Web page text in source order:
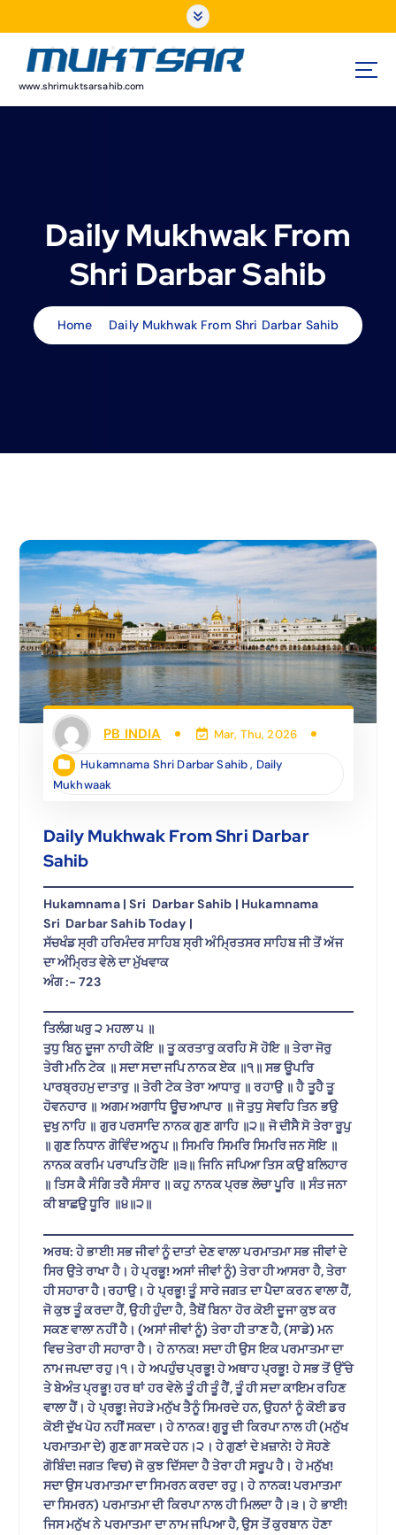
o
www.shrimuktsarsahib.com
Daily Mukhwak From
Shri Darbar Sahib
Home Daily Mukhwak From Shri Darbar Sahib
PB INDIA Mar, Thu, 2026
Hukamnama Shri Darbar Sahib, Daily
Mukhwaak
Daily Mukhwak From Shri Darbar
Sahib
Hukamnama | Sri Darbar Sahib | Hukamnama
Sri Darbar Sahib Today |
ਸੱਚਖੰਡ ਸ੍ਰੀ ਹਰਿਮੰਦਰ ਸਾਹਿਬ ਸ੍ਰੀ ਅੰਮ੍ਰਿਤਸਰ ਸਾਹਿਬ ਜੀ ਤੋਂ ਅੱਜ
ਦਾ ਅੰਮ੍ਰਿਤ ਵੇਲੇ ਦਾ ਮੁੱਖਵਾਕ
ਅੰਗ :- 723
ਤਿਲੰਗ ਘਰੁ ੨ ਮਹਲਾ ੫ ॥
ਤੁਧੁ ਬਿਨੁ ਦੂਜਾ ਨਾਹੀ ਕੋਇ ॥ ਤੂ ਕਰਤਾਰੁ ਕਰਹਿ ਸੋ ਹੋਇ ॥ ਤੇਰਾ ਜੋਰੁ
ਤੇਰੀ ਮਨਿ ਟੇਕ ॥ ਸਦਾ ਸਦਾ ਜਪਿ ਨਾਨਕ ਏਕ ॥੧॥ ਸਭ ਊਪਰਿ
ਪਾਰਬ੍ਰਹਮੁ ਦਾਤਾਰੁ ॥ ਤੇਰੀ ਟੇਕ ਤੇਰਾ ਆਧਾਰੁ ॥ ਰਹਾਉ ॥ ਹੈ ਤੂਹੈ ਤੂ
ਹੋਵਨਹਾਰ ॥ ਅਗਮ ਅਗਾਧਿ ਊਚ ਆਪਾਰ ॥ ਜੋ ਤੁਧੁ ਸੇਵਹਿ ਤਿਨ ਭਉ
ਦੁਖੁ ਨਾਹਿ ॥ ਗੁਰ ਪਰਸਾਦਿ ਨਾਨਕ ਗੁਣ ਗਾਹਿ ॥੨॥ ਜੋ ਦੀਸੈ ਸੋ ਤੇਰਾ ਰੂਪੁ
॥ ਗੁਣ ਨਿਧਾਨ ਗੋਵਿੰਦ ਅਨੂਪ ॥ ਸਿਮਰਿ ਸਿਮਰਿ ਸਿਮਰਿ ਜਨ ਸੋਇ ॥
ਨਾਨਕ ਕਰਮਿ ਪਰਾਪਤਿ ਹੋਇ ॥੩॥ ਜਿਨਿ ਜਪਿਆ ਤਿਸ ਕਉ ਬਲਿਹਾਰ
॥ ਤਿਸ ਕੈ ਸੰਗਿ ਤਰੈ ਸੰਸਾਰ ॥ ਕਹੁ ਨਾਨਕ ਪ੍ਰਭ ਲੋਚਾ ਪੂਰਿ ॥ ਸੰਤ ਜਨਾ
ਕੀ ਬਾਛਉ ਧੂਰਿ ॥੪॥੨॥
ਅਰਥ: ਹੇ ਭਾਈ! ਸਭ ਜੀਵਾਂ ਨੂੰ ਦਾਤਾਂ ਦੇਣ ਵਾਲਾ ਪਰਮਾਤਮਾ ਸਭ ਜੀਵਾਂ ਦੇ
ਸਿਰ ਉਤੇ ਰਾਖਾ ਹੈ। ਹੇ ਪ੍ਰਭੂ! ਅਸਾਂ ਜੀਵਾਂ ਨੂੰ) ਤੇਰਾ ਹੀ ਆਸਰਾ ਹੈ, ਤੇਰਾ
ਹੀ ਸਹਾਰਾ ਹੈ।ਰਹਾਉ। ਹੇ ਪ੍ਰਭੂ! ਤੂੰ ਸਾਰੇ ਜਗਤ ਦਾ ਪੈਦਾ ਕਰਨ ਵਾਲਾ ਹੈਂ,
ਜੋ ਕੁਝ ਤੂੰ ਕਰਦਾ ਹੈਂ, ਉਹੀ ਹੁੰਦਾ ਹੈ, ਤੈਥੋਂ ਬਿਨਾ ਹੋਰ ਕੋਈ ਦੂਜਾ ਕੁਝ ਕਰ
ਸਕਣ ਵਾਲਾ ਨਹੀਂ ਹੈ। (ਅਸਾਂ ਜੀਵਾਂ ਨੂੰ) ਤੇਰਾ ਹੀ ਤਾਣ ਹੈ, (ਸਾਡੇ) ਮਨ
ਵਿਚ ਤੇਰਾ ਹੀ ਸਹਾਰਾ ਹੈ। ਹੇ ਨਾਨਕ! ਸਦਾ ਹੀ ਉਸ ਇਕ ਪਰਮਾਤਮਾ ਦਾ
ਨਾਮ ਜਪਦਾ ਰਹੁ।੧। ਹੇ ਅਪਹੁੰਚ ਪ੍ਰਭੂ! ਹੇ ਅਥਾਹ ਪ੍ਰਭੂ! ਹੇ ਸਭ ਤੋਂ ਉੱਚੇ
ਤੇ ਬੇਅੰਤ ਪ੍ਰਭੂ! ਹਰ ਥਾਂ ਹਰ ਵੇਲੇ ਤੂੰ ਹੀ ਤੂੰ ਹੈਂ, ਤੂੰ ਹੀ ਸਦਾ ਕਾਇਮ ਰਹਿਣ
ਵਾਲਾ ਹੈਂ। ਹੇ ਪ੍ਰਭੂ! ਜੇਹੜੇ ਮਨੁੱਖ ਤੈਨੂੰ ਸਿਮਰਦੇ ਹਨ, ਉਹਨਾਂ ਨੂੰ ਕੋਈ ਡਰ
ਕੋਈ ਦੁੱਖ ਪੋਹ ਨਹੀਂ ਸਕਦਾ। ਹੇ ਨਾਨਕ! ਗੁਰੂ ਦੀ ਕਿਰਪਾ ਨਾਲ ਹੀ (ਮਨੁੱਖ
ਪਰਮਾਤਮਾ ਦੇ) ਗੁਣ ਗਾ ਸਕਦੇ ਹਨ।੨। ਹੇ ਗੁਣਾਂ ਦੇ ਖ਼ਜ਼ਾਨੇ! ਹੇ ਸੋਹਣੇ
ਗੋਬਿੰਦ! ਜਗਤ ਵਿਚ) ਜੋ ਕੁਝ ਦਿੱਸਦਾ ਹੈ ਤੇਰਾ ਹੀ ਸਰੂਪ ਹੈ। ਹੇ ਮਨੁੱਖ!
ਸਦਾ ਉਸ ਪਰਮਾਤਮਾ ਦਾ ਸਿਮਰਨ ਕਰਦਾ ਰਹੁ। ਹੇ ਨਾਨਕ! ਪਰਮਾਤਮਾ
ਦਾ ਸਿਮਰਨ) ਪਰਮਾਤਮਾ ਦੀ ਕਿਰਪਾ ਨਾਲ ਹੀ ਮਿਲਦਾ ਹੈ।੩। ਹੇ ਭਾਈ!
ਜਿਸ ਮਨੁੱਖ ਨੇ ਪਰਮਾਤਮਾ ਦਾ ਨਾਮ ਜਪਿਆ ਹੈ, ਉਸ ਤੋਂ ਕੁਰਬਾਨ ਹੋਣਾ